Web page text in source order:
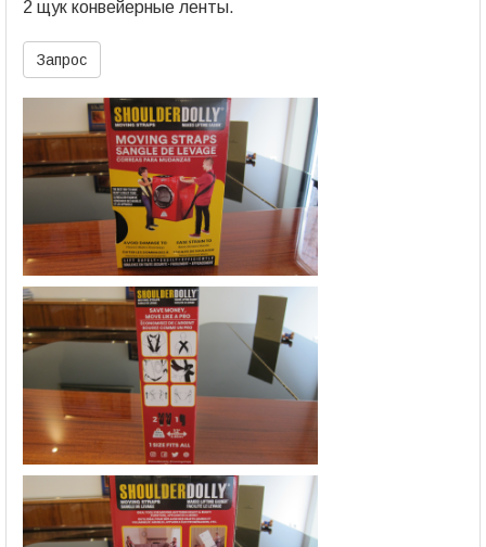
2 щук конвейерные ленты.
Запрос